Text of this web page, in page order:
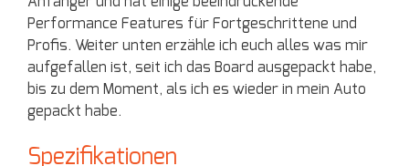
Performance Features für Fortgeschrittene und
Profis. Weiter unten erzähle ich euch alles was mir
aufgefallen ist, seit ich das Board ausgepackt habe,
bis zu dem Moment, als ich es wieder in mein Auto
gepackt habe.
Spezifikationen